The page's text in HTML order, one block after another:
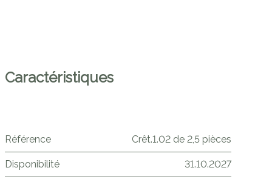
Caractéristiques
Référence Crêt.1.02 de 2,5 pièces
Disponibilité 31.10.2027